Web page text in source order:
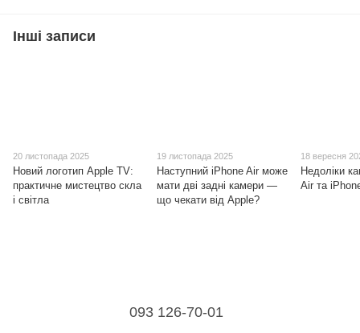
Інші записи
20 листопада 2025
Новий логотип Apple TV:
практичне мистецтво скла
і світла
19 листопада 2025
Наступний iPhone Air може
мати дві задні камери —
що чекати від Apple?
18 вересня
Недоліки
Air та
093 126-70-01